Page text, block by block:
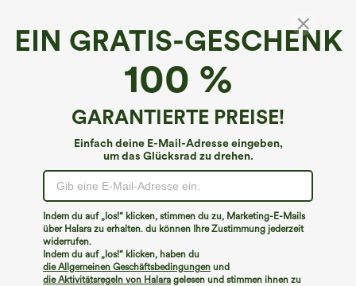
EIN GRATIS-GESCHENK
100 %
GARANTIERTE PREISE!
Einfach deine E-Mail-Adresse eingeben,
um das Glücksrad zu drehen.
Indem du auf „los!“ klicken, stimmen du zu, Marketing-E-Mails
über Halara zu erhalten. du können Ihre Zustimmung jederzeit
widerrufen.
Indem du auf „los!“ klicken, haben du
die Allgemeinen Geschäftsbedingungen und
die Aktivitätsregeln von Halara gelesen und stimmen ihnen zu
Hoppla!
Wir können die von Ihnen gesuchte Seite nicht
finden.
Mehr einkaufen